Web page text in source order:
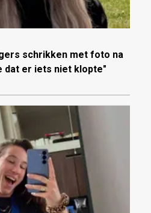
schrikken met foto na
er iets niet klopte"